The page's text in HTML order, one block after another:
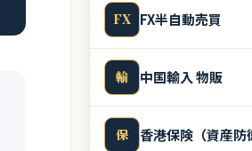
FX FX半自動売買
輸 中国輸入 物販
保 香港保険（資産防